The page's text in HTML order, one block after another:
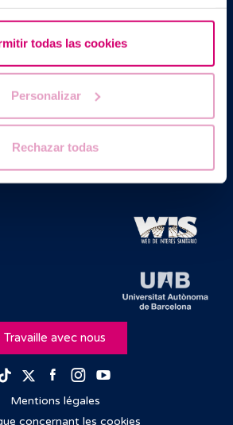
todas las cookies
Personalizar
Rechazar todas
info@bcnivf.com
de santé homologué par la
sous le nº E08050604.
Travaille avec nous
TikTokTwitterFacebook
Instagram
Mentions légales
concernant les cookies